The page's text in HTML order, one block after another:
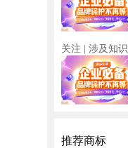
推荐商标